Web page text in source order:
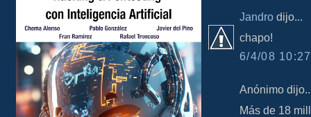
Jandro dijo...
chapo!
6/4/08
Anónimo
Más de 18